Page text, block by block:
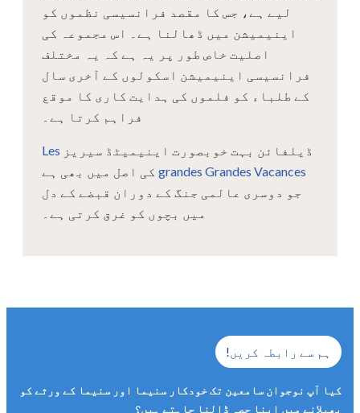
لیے ہے، جس کا مقصد فرانسیسی نظموں کو
اینیمیشن میں ڈھالنا ہے۔ اس مجموعہ کی
اصلیت خاص طور پر یہ ہے کہ یہ مختلف
فرانسیسی اینیمیشن اسکولوں کے آخری سال
کے طلباء کو فلموں کی ہدایت کاری کا موقع
فراہم کرتا ہے۔
ڈیلفائن بہت خوبصورت اینیمیٹڈ سیریز Les
grandes Grandes Vacances کی اصل میں بھی ہے
جو دوسری عالمی جنگ کے دوران قبضے کے دل
میں بچوں کو غرق کرتی ہے۔
ہم سے رابطہ کریں!
کیا آپ نوجوان سامعین تک خودکار سنیما اور سنیما کے ورثے کو
پھیلانے میں اپنا حصہ ڈالنا چاہتے ہیں؟